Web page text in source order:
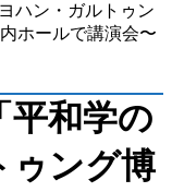
ハン・ガルトゥン
ホールで講演会〜
平和学の
ゥング博